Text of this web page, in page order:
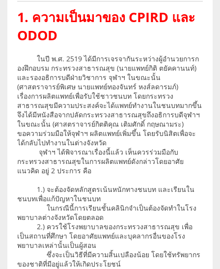
1. ความเป็นมาของ CPIRD และ
ODOD
ในปี พ.ศ. 2519 ได้มีการเจรจากันระหว่างผู้อำนวยการก
องฝึกอบรม กระทรวงสาธารณสุข (นายแพทย์กิติ ตยัคคานนท์)
และรองอธิการบดีฝ่ายวิชาการ จุฬาฯ ในขณะนั้น
(ศาสตราจารย์พิเศษ นายแพทย์ทองจันทร์ หงส์ลดารมภ์)
เรื่องการผลิตแพทย์เพื่อรับใช้ชาวชนบท โดยกระทรวง
สาธารณสุขมีความประสงค์จะได้แพทย์ทำงานในชนบทมากขึ้น
จึงได้มีหนังสือจากปลัดกระทรวงสาธารณสุขถึงอธิการบดีจุฬาฯ
ในขณะนั้น (ศาสตราจารย์กิตติคุณ เติมศักดิ์ กฤษณามระ)
ขอความร่วมมือให้จุฬาฯ ผลิตแพทย์เพิ่มขึ้น โดยรับนิสิตเพื่อจะ
ได้กลับไปทำงานในต่างจังหวัด
จุฬาฯ ได้พิจารณาเรื่องนี้แล้ว เห็นควรร่วมมือกับ
กระทรวงสาธารณสุขในการผลิตแพทย์ดังกล่าวโดยอาศัย
แนวคิด อยู่ 2 ประการ คือ
1.) จะต้องจัดหลักสูตรเน้นหนักทางชนบท และเรียนใน
ชนบทเพื่อแก้ปัญหาในชนบท
ในกรณีนี้การเรียนชั้นคลินิกจำเป็นต้องจัดทำในโรง
พยาบาลต่างจังหวัดโดยตลอด
2.) ควรใช้โรงพยาบาลของกระทรวงสาธารณสุข เพื่อ
เป็นสถานที่ศึกษา โดยอาศัยแพทย์และบุคลากรอื่นของโรง
พยาบาลเหล่านั้นเป็นผู้สอน
ซึ่งจะเป็นวิธีที่มีความสิ้นเปลืองน้อย โดยใช้ทรัพยากร
ของชาติที่มีอยู่แล้วให้เกิดประโยชน์